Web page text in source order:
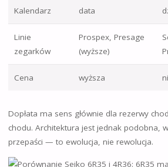
Kalendarz data
Linie
zegarków
Prospex, Presage
(wyższe)
Cena wyższa
Dopłata ma sens głównie dla rezerwy
chodu. Architektura jest jednak podobna,
przepaści — to ewolucja, nie rewolucja.